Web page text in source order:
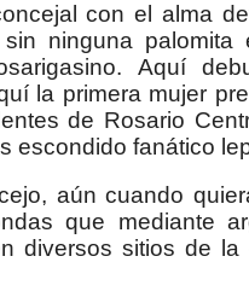
con el alma
ninguna
Aquí
la primera mujer
de Rosario
escondido fanático
aún cuando
que mediante
diversos sitios de